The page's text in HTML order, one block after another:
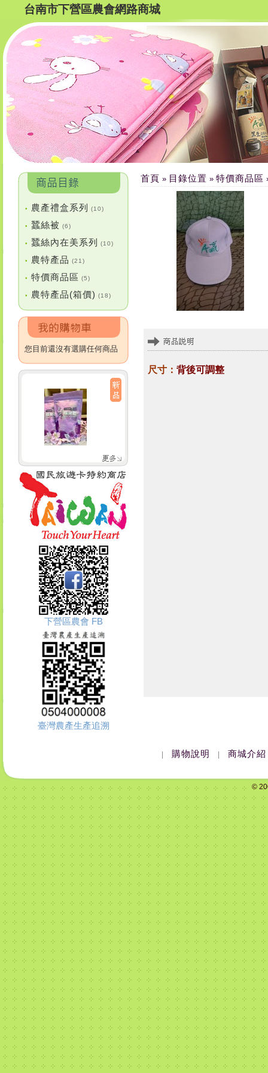
台南市下營區農會網路商城
• 農產禮盒系列 (10)
• 蠶絲被 (6)
• 蠶絲內在美系列 (10)
• 農特產品 (21)
• 特價商品區 (5)
• 農特產品(箱價) (18)
您目前還沒有選購任何商品
下營區農會 FB
臺灣農產生產追溯
首頁 » 目錄位置 » 特價商品區
尺寸： 背後可調整
購物說明 商城介紹
©